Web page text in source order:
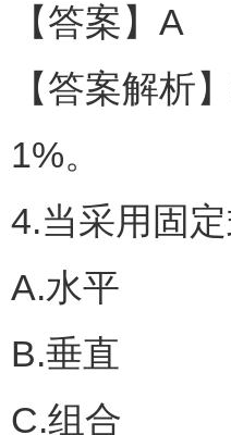
【答案】A
【答案解析
1%。
4.当采用固
A.水平
B.垂直
C.组合